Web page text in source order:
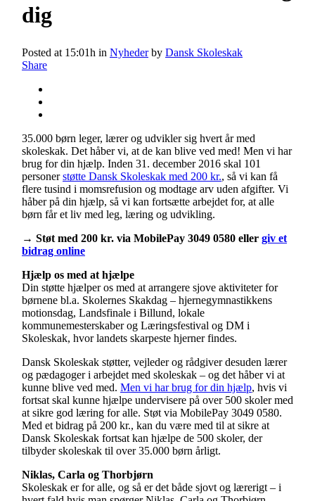
dig
Posted at 15:01h in Nyheder by Dansk Skoleskak
Share
35.000 børn leger, lærer og udvikler sig hvert år med
skoleskak. Det håber vi, at de kan blive ved med! Men vi har
brug for din hjælp. Inden 31. december 2016 skal 101
personerstøtte Dansk Skoleskak med 200 kr., så vi kan få
flere tusind i momsrefusion og modtage arv uden afgifter. Vi
håber på din hjælp, så vi kan fortsætte arbejdet for, at alle
børn får et liv med leg, læring og udvikling.
→ Støt med 200 kr. via MobilePay 3049 0580 eller giv et
bidrag online
Hjælp os med at hjælpe
Din støtte hjælper os med at arrangere sjove aktiviteter for
børnene bl.a. Skolernes Skakdag – hjernegymnastikkens
motionsdag, Landsfinale i Billund, lokale
kommunemesterskaber og Læringsfestival og DM i
Skoleskak, hvor landets skarpeste hjerner findes.
Dansk Skoleskak støtter, vejleder og rådgiver desuden lærer
og pædagoger i arbejdet med skoleskak – og det håber vi at
kunne blive ved med. Men vi har brug for din hjælp, hvis vi
fortsat skal kunne hjælpe undervisere på over 500 skoler med
at sikre god læring for alle. Støt via MobilePay 3049 0580.
Med et bidrag på 200 kr., kan du være med til at sikre at
Dansk Skoleskak fortsat kan hjælpe de 500 skoler, der
tilbyder skoleskak til over 35.000 børn årligt.
Niklas, Carla og Thorbjørn
Skoleskak er for alle, og så er det både sjovt og lærerigt – i